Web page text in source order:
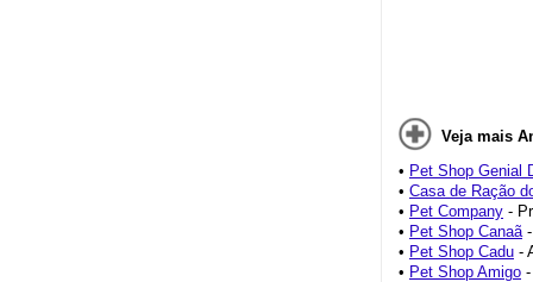
Veja mais
• Pet Shop Genial
• Casa de Ração
• Pet Company -
• Pet Shop Canaã-
• Pet Shop Cadu -
• Pet Shop Amigo